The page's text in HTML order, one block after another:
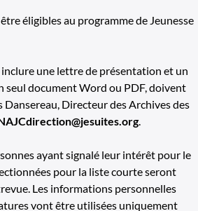
éligibles au programme de Jeunesse
une lettre de présentation et un
seul document Word ou PDF, doivent
Dansereau, Directeur des Archives des
.
ayant signalé leur intérêt pour le
pour la liste courte seront
Les informations personnelles
vont être utilisées uniquement